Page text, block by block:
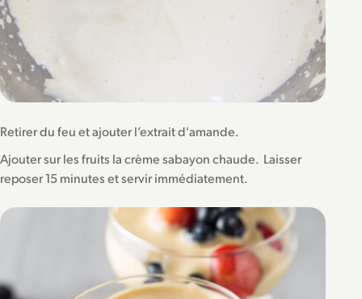
Retirer du feu et ajouter l’extrait d'amande.
Ajouter sur les fruits la crème sabayon chaude. Laisser
reposer 15 minutes et servir immédiatement.